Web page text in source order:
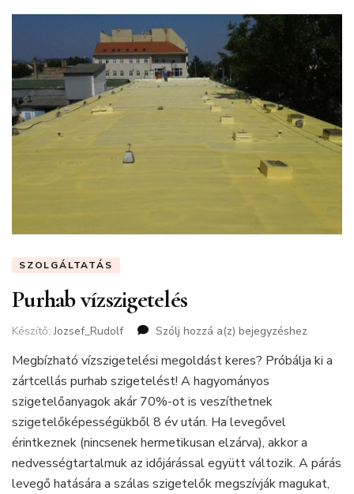
SZOLGÁLTATÁS
Purhab vízszigetelés
Készítő:Jozsef_Rudolf Szólj hozzá a(z) Purhab
bejegyzéshez
Megbízható vízszigetelési megoldást keres? Próbálja ki a
zártcellás purhab szigetelést! A hagyományos
szigetelőanyagok akár 70%-ot is veszíthetnek
szigetelőképességükből 8 év után. Ha levegővel
érintkeznek (nincsenek hermetikusan elzárva), akkor a
nedvességtartalmuk az időjárással együtt változik. A párás
levegő hatására a szálas szigetelők megszívják magukat,